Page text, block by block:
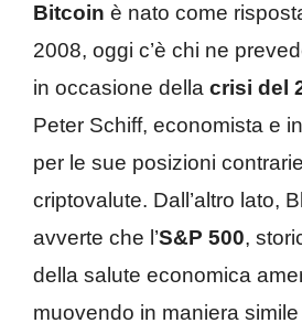
Bitcoin è nato come
2008, oggi c’è chi ne
in occasione della crisi del
Peter Schiff, economista e
per le sue posizioni
criptovalute. Dall’altro lato,
avverte che l’S&P 500,
della salute economica
muovendo in maniera